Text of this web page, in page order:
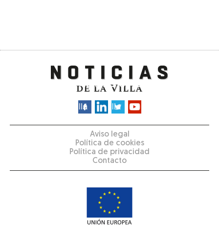
Aviso legal
Política de cookies
Política de privacidad
Contacto